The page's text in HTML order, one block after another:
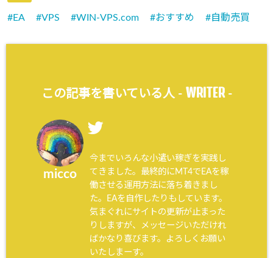
EA VPS WIN-VPS.com おすすめ 自動売買
この記事を書いている人 - WRITER-
micco
今までいろんな小遣い稼ぎを実践し
てきました。最終的にMT4でEAを稼
働させる運用方法に落ち着きまし
た。EAを自作したりもしています。
気まぐれにサイトの更新が止まった
りしますが、メッセージいただけれ
ばかなり喜びます。よろしくお願い
いたしまーす。